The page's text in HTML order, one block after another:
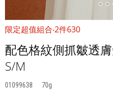
限定超值組合‧2件630
配色格紋側抓皺透
S/M
01099638 70